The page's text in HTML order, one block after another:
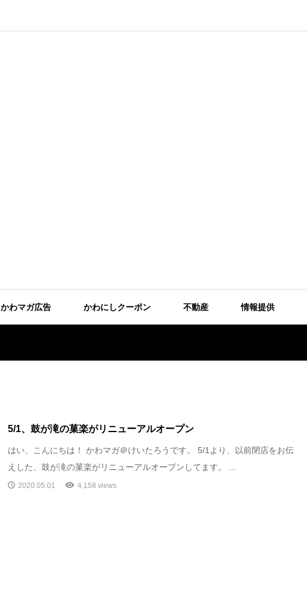
かわマガ広告 かわにしクーポン 不動産 情報提供
5/1、鼓が滝の菓楽がリニューアルオープン
はい、こんにちは！ かわマガ＠けいたろうです。 5/1より、以前閉店をお伝
えした、鼓が滝の菓楽がリニューアルオープンしてます。 ...
2020.05.01 4,158 views